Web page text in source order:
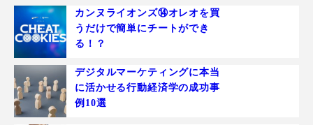
カンヌライオンズ⑭オレオを買
うだけで簡単にチートができ
る！？
デジタルマーケティングに本当
に活かせる行動経済学の成功事
例10選